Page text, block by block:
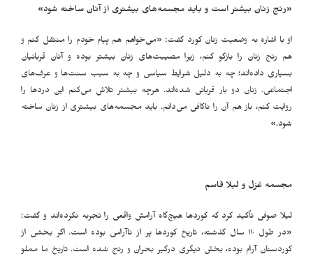
«رنج زنان بیشتر است و باید مجسمه‌های بیشتری از آنان ساخته شود»
او با اشاره به وضعیت زنان کورد گفت: «می‌خواهم هم پیام خودم را منتقل کنم و
هم رنج زنان را بازگو کنم، زیرا مصیبت‌های زنان بیشتر بوده و آنان قربانیان
بسیاری داده‌اند؛ چه به دلیل شرایط سیاسی و چه به سبب سنت‌ها و عرف‌های
اجتماعی. زنان دو بار قربانی شده‌اند. هرچه بیشتر تلاش می‌کنم این دردها را
روایت کنم، باز هم آن را ناکافی می‌دانم. باید مجسمه‌های بیشتری از زنان ساخته
شود.
»
مجسمه غزل و لیلا قاسم
لیلا صوفی تأکید کرد که کوردها هیچ‌گاه آرامش واقعی را تجربه نکرده‌اند و گفت:
«در طول ۱۱۰ سال گذشته، تاریخ کوردها پر از ناآرامی بوده است. اگر بخشی از
کوردستان آرام بوده، بخش دیگری درگیر بحران و رنج شده است. تاریخ ما مملو